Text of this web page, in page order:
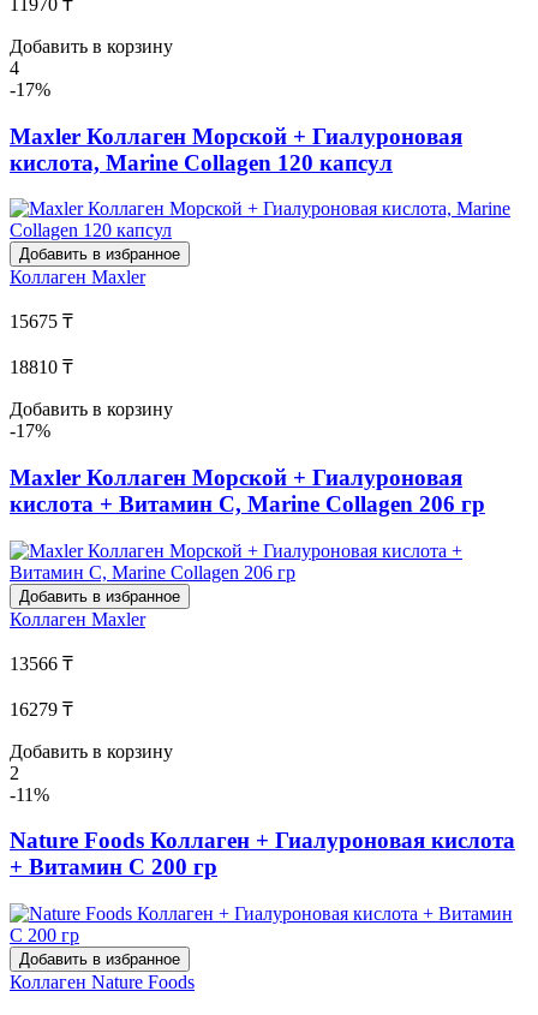
Добавить в корзину
4
-17%
Maxler Коллаген Морской + Гиалуроновая
кислота, Marine Collagen 120 капсул
Добавить в избранное
Коллаген Maxler
15675 ₸
18810 ₸
Добавить в корзину
-17%
Maxler Коллаген Морской + Гиалуроновая
кислота + Витамин С, Marine Collagen 206 гр
Добавить в избранное
Коллаген Maxler
13566 ₸
16279 ₸
Добавить в корзину
2
-11%
Nature Foods Коллаген + Гиалуроновая кислота
+ Витамин C 200 гр
Добавить в избранное
Коллаген Nature Foods